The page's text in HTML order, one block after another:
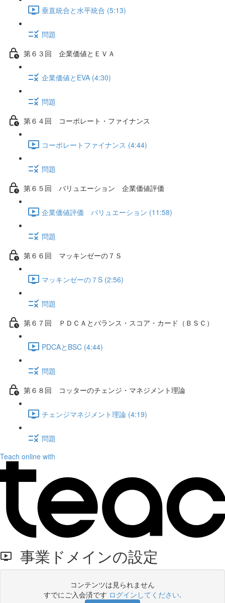
垂直統合と水平統合 (5:13)
問題
第６３回 企業価値とＥＶＡ
企業価値とEVA (4:30)
問題
第６４回 コーポレート・ファイナンス
コーポレートファイナンス (4:44)
問題
第６５回 バリュエーション 企業価値評価
企業価値評価 バリュエーション (11:58)
問題
第６６回 マッキンゼーの７Ｓ
マッキンゼーの７S (2:56)
問題
第６７回 ＰＤＣＡとバランス・スコア・カード（ＢＳＣ）
PDCAとBSC (4:44)
問題
第６８回 コッターのチェンジ・マネジメント理論
チェンジマネジメント理論 (4:19)
問題
Teach online with
事業ドメインの設定
コンテンツは見られません
すでにご入会済です ログインしてください.